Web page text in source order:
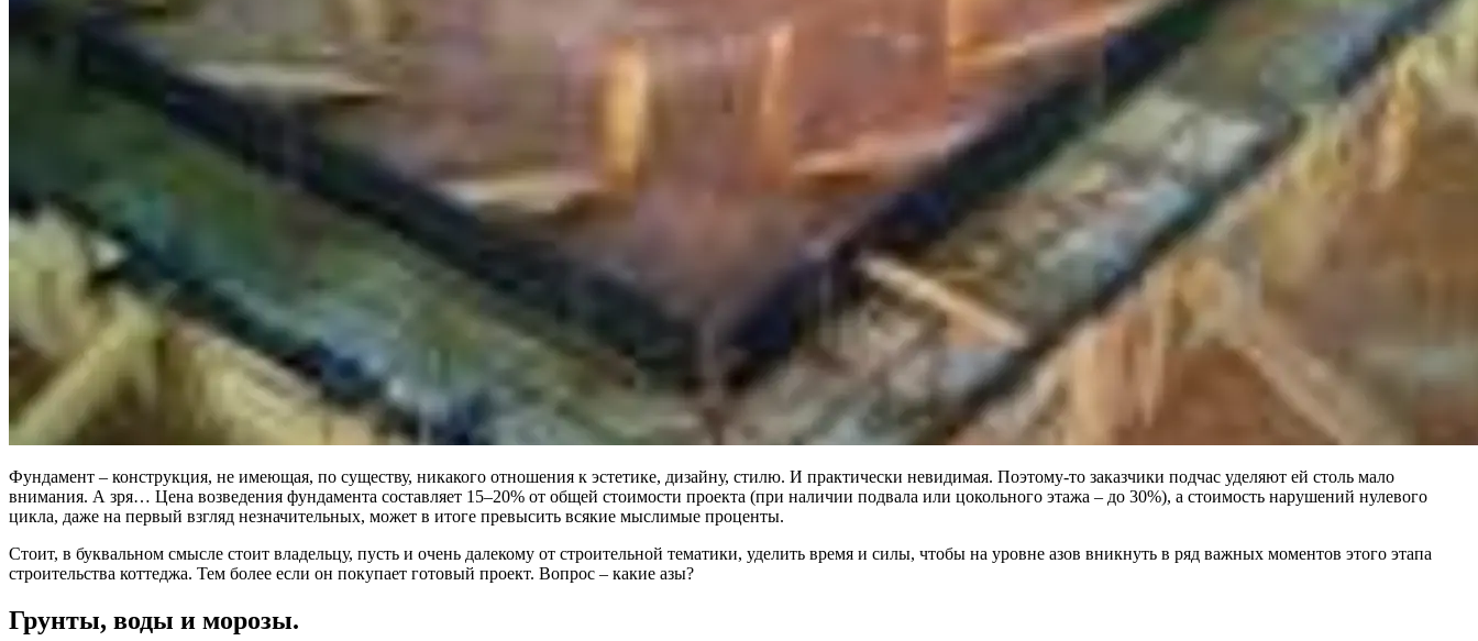
Фундамент – конструкция, не имеющая, по существу, никакого отношения к эстетике, дизайну, стилю. И практически невидимая. Поэтому-то заказчики подчас уделяют ей столь мало
внимания. А зря… Цена возведения фундамента составляет 15–20% от общей стоимости проекта (при наличии подвала или цокольного этажа – до 30%), а стоимость нарушений нулевого
цикла, даже на первый взгляд незначительных, может в итоге превысить всякие мыслимые проценты.
Стоит, в буквальном смысле стоит владельцу, пусть и очень далекому от строительной тематики, уделить время и силы, чтобы на уровне азов вникнуть в ряд важных моментов этого этапа
строительства коттеджа. Тем более если он покупает готовый проект. Вопрос – какие азы?
Грунты, воды и морозы.